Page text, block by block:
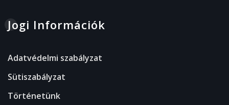
Jogi Információk
Adatvédelmi szabályzat
Sütiszabályzat
Történetünk